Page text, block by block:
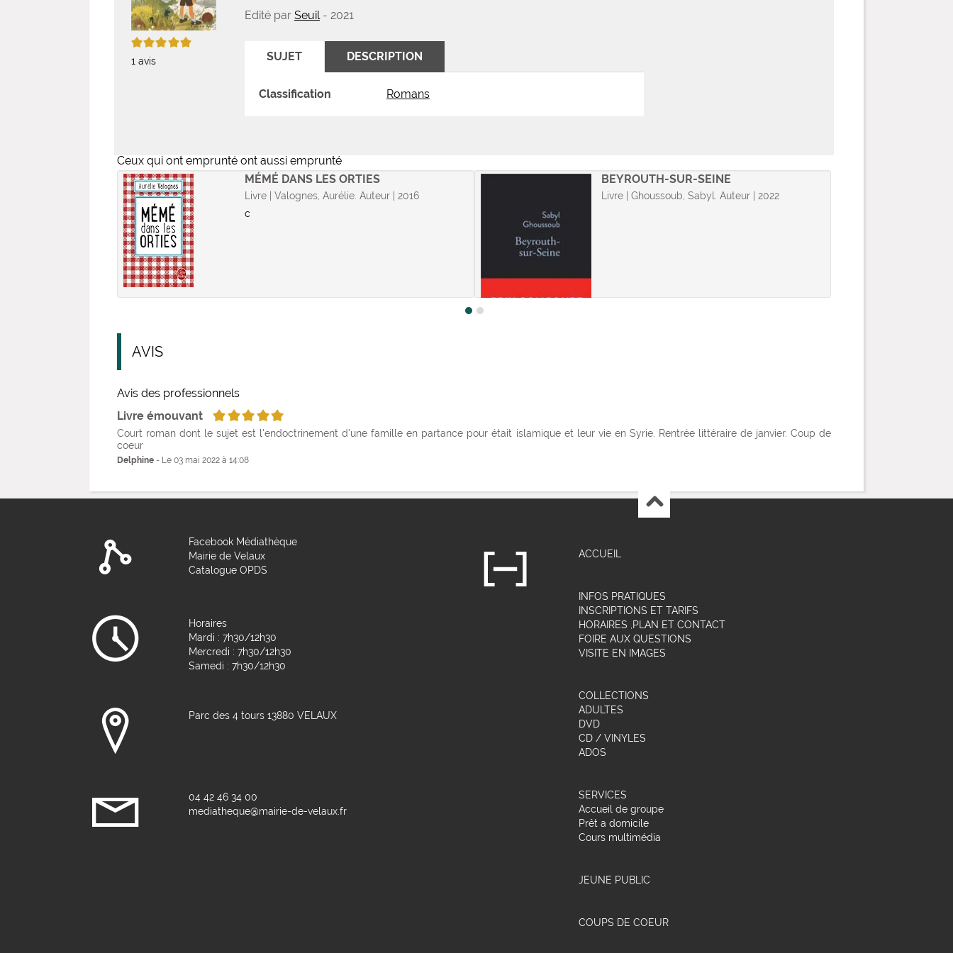
5/5
1 avis
Edité par Seuil- 2021
SUJET DESCRIPTION
Classification Romans
Ceux qui ont emprunté ont aussi emprunté
MÉMÉ DANS LES ORTIES
Livre | Valognes, Aurélie. Auteur | 2016
c
BEYROUTH-SUR-SEINE
Livre | Ghoussoub, Sabyl. Auteur | 2022
AVIS
Avis des professionnels
Livre émouvant
5/5
Court roman dont le sujet est l'endoctrinement d'une famille en partance pour était islamique et leur vie en Syrie. Rentrée littéraire de janvier. Coup de
coeur
Delphine - Le 03 mai 2022 à 14:08
Facebook Médiathèque
Mairie de Velaux
Catalogue OPDS
Horaires
Mardi : 7h30/12h30
Mercredi : 7h30/12h30
Samedi : 7h30/12h30
Parc des 4 tours 13880 VELAUX
04 42 46 34 00
mediatheque@mairie-de-velaux.fr
ACCUEIL
INFOS PRATIQUES
INSCRIPTIONS ET TARIFS
HORAIRES ,PLAN ET CONTACT
FOIRE AUX QUESTIONS
VISITE EN IMAGES
COLLECTIONS
ADULTES
DVD
CD / VINYLES
ADOS
SERVICES
Accueil de groupe
Prêt a domicile
Cours multimédia
JEUNE PUBLIC
COUPS DE COEUR